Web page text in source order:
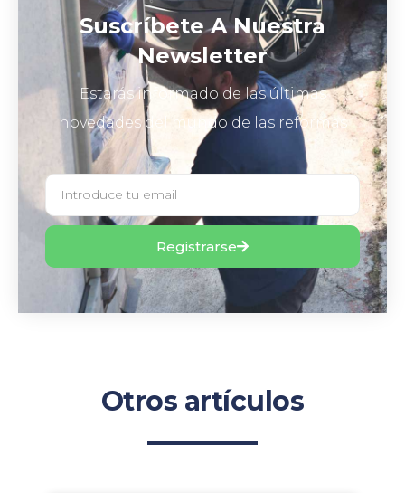
Suscríbete A Nuestra
Newsletter
Estarás informado de las últimas
novedades del mundo de las reformas
Registrarse
Otros artículos